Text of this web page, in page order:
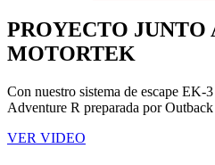
PROYECTO JUNTO
MOTORTEK ​
Con nuestro sistema de escape
Adventure R preparada por
VER VIDEO